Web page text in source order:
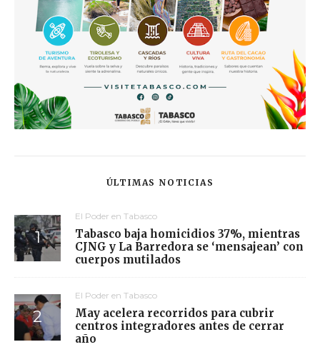
ÚLTIMAS NOTICIAS
El Poder en Tabasco
Tabasco baja homicidios 37%, mientras
CJNG y La Barredora se ‘mensajean’ con
cuerpos mutilados
El Poder en Tabasco
May acelera recorridos para cubrir
centros integradores antes de cerrar
año